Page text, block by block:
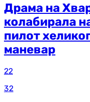
Драма на
колабирала
пилот
маневар
22
32